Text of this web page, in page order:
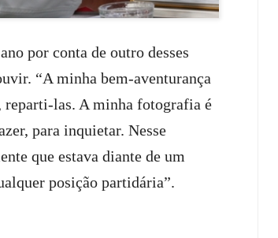
por conta de outro desses
“A minha bem-aventurança
reparti-las. A minha fotografia é
para inquietar. Nesse
que estava diante de um
posição partidária”.